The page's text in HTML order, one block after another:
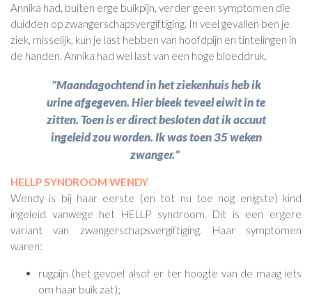
Annika had, buiten erge buikpijn, verder geen symptomen die
duidden op zwangerschapsvergiftiging. In veel gevallen ben je
ziek, misselijk, kun je last hebben van hoofdpijn en tintelingen in
de handen. Annika had wel last van een hoge bloeddruk.
"Maandagochtend in het ziekenhuis heb ik
urine afgegeven. Hier bleek teveel eiwit in te
zitten. Toen is er direct besloten dat ik accuut
ingeleid zou worden. Ik was toen 35 weken
zwanger."
HELLP SYNDROOM WENDY
Wendy is bij haar eerste (en tot nu toe nog enigste) kind
ingeleid vanwege het HELLP syndroom. Dit is een ergere
variant van zwangerschapsvergiftiging. Haar symptomen
waren:
rugpijn (het gevoel alsof er ter hoogte van de maag iets
om haar buik zat);